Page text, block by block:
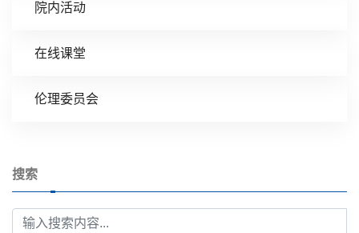
院内活动
在线课堂
伦理委员会
搜索